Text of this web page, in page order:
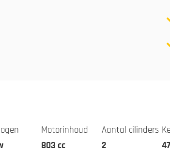
Motorinhoud
803 cc
Aantal cilinders
2